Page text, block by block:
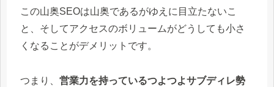
この山奥SEOは山奥であるがゆえに目立たないこ
と、そしてアクセスのボリュームがどうしても小さ
くなることがデメリットです。
つまり、 営業力を持っているつよつよサブディレ勢